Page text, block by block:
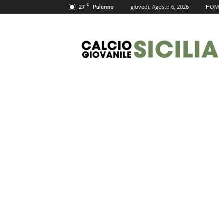
27 C Palermo giovedì, Agosto 6, 2026
Giovanile
Sicilia